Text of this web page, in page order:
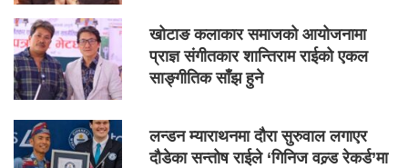
खोटाङ कलाकार समाजको आयोजनामा
प्राज्ञ संगीतकार शान्तिराम राईको एकल
साङ्गीतिक साँझ हुने
लन्डन म्याराथनमा दौरा सुरुवाल लगाएर
दौडेका सन्तोष राईले ‘गिनिज वल्र्ड रेकर्ड’मा